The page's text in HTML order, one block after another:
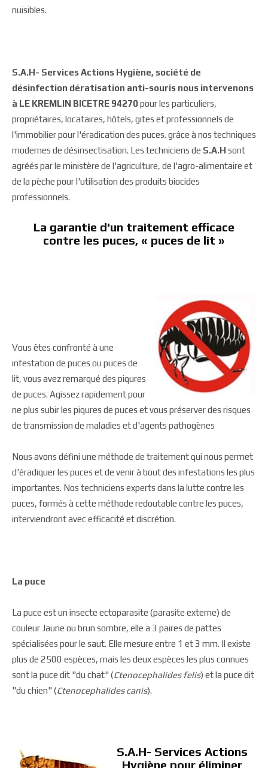
nuisibles.
S.A.H- Services Actions Hygiène, société de
désinfection dératisation anti-souris nous intervenons
à LE KREMLIN BICETRE 94270pour les particuliers,
propriétaires, locataires, hôtels, gites et professionnels de
l'immobilier pour l'éradication des puces. grâce à nos techniques
modernes de désinsectisation. Les techniciens de S.A.H sont
agréés par le ministère de l'agriculture, de l'agro-alimentaire et
de la pèche pour l'utilisation des produits biocides
professionnels.
La garantie d'un traitement efficace
contre les puces, « puces de lit »
Vous êtes confronté à une
infestation de puces ou puces de
lit, vous avez remarqué des piqures
de puces. Agissez rapidement pour
ne plus subir les piqures de puces et vous préserver des risques
de transmission de maladies et d'agents pathogènes
Nous avons défini une méthode de traitement qui nous permet
d'éradiquer les puces et de venir à bout des infestations les plus
importantes. Nos techniciens experts dans la lutte contre les
puces, formés à cette méthode redoutable contre les puces,
interviendront avec efficacité et discrétion.
La puce
La puce est un insecte ectoparasite (parasite externe) de
couleur Jaune ou brun sombre, elle a 3 paires de pattes
spécialisées pour le saut. Elle mesure entre 1 et 3 mm. Il existe
plus de 2500 espèces, mais les deux espèces les plus connues
sont la puce dit "du chat" (Ctenocephalides felis) et la puce dit
"du chien" (Ctenocephalides canis).
S.A.H- Services Actions
Hygiène pour éliminer